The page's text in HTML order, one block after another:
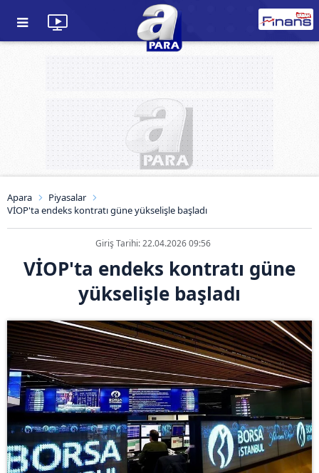
Apara
Piyasalar
VİOP'ta endeks kontratı güne yükselişle başladı
Giriş Tarihi: 22.04.2026 09:56
VİOP'ta endeks kontratı güne
yükselişle başladı